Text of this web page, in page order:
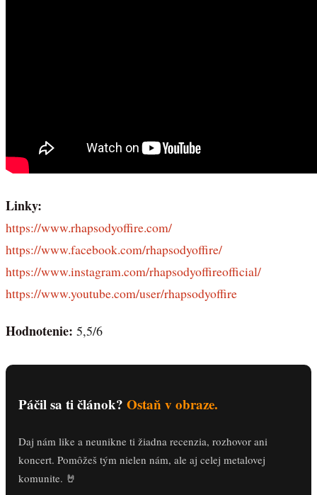
Linky:
https://www.rhapsodyoffire.com/
https://www.facebook.com/rhapsodyoffire/
https://www.instagram.com/rhapsodyoffireofficial/
https://www.youtube.com/user/rhapsodyoffire
Hodnotenie: 5,5/6
Páčil sa ti článok? Ostaň v obraze.
Daj nám like a neunikne ti žiadna recenzia, rozhovor ani
koncert. Pomôžeš tým nielen nám, ale aj celej metalovej
komunite. 🤘